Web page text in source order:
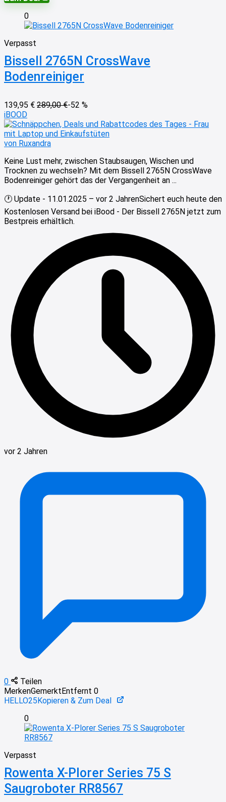
0
Verpasst
Bissell 2765N CrossWave
Bodenreiniger
139,95 € 289,00 €-52 %
iBOOD
von Ruxandra
Keine Lust mehr, zwischen Staubsaugen, Wischen und
Trocknen zu wechseln? Mit dem Bissell 2765N CrossWave
Bodenreiniger gehört das der Vergangenheit an ...
🕐 Update - 11.01.2025 – vor 2 JahrenSichert euch heute den
Kostenlosen Versand bei iBood - Der Bissell 2765N jetzt zum
Bestpreis erhältlich.
vor 2 Jahren
0
Teilen
MerkenGemerktEntfernt 0
HELLO25Kopieren & Zum Deal
0
Verpasst
Rowenta X-Plorer Series 75 S
Saugroboter RR8567